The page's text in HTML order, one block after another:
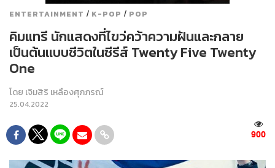
ENTERTAINMENT / K-POP / POP
คิมแทรี นักแสดงที่ไขว่คว้าความฝันและกลาย
เป็นต้นแบบชีวิตในซีรีส์ Twenty Five Twenty
One
โดย เจิมสิริ เหลืองศุภภรณ์
25.04.2022
900